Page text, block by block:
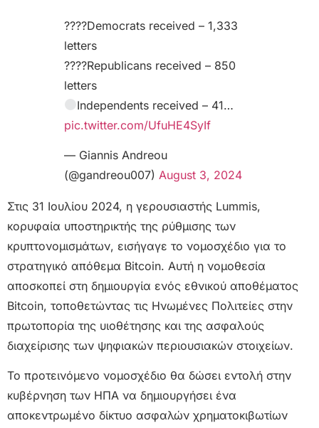
????Democrats received – 1,333
letters
????Republicans received – 850
letters
Independents received – 41…
pic.twitter.com/UfuHE4SyIf
— Giannis Andreou
(@gandreou007) August 3, 2024
Στις 31 Ιουλίου 2024, η γερουσιαστής Lummis,
κορυφαία υποστηρικτής της ρύθμισης των
κρυπτονομισμάτων, εισήγαγε το νομοσχέδιο για το
στρατηγικό απόθεμα Bitcoin. Αυτή η νομοθεσία
αποσκοπεί στη δημιουργία ενός εθνικού αποθέματος
Bitcoin, τοποθετώντας τις Ηνωμένες Πολιτείες στην
πρωτοπορία της υιοθέτησης και της ασφαλούς
διαχείρισης των ψηφιακών περιουσιακών στοιχείων.
Το προτεινόμενο νομοσχέδιο θα δώσει εντολή στην
κυβέρνηση των ΗΠΑ να δημιουργήσει ένα
αποκεντρωμένο δίκτυο ασφαλών χρηματοκιβωτίων